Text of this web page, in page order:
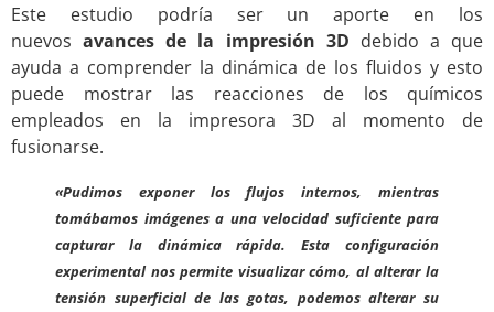
Este estudio podría ser un aporte en los
nuevosavances de la impresión 3D debido a que
ayuda a comprender la dinámica de los fluidos y esto
puede mostrar las reacciones de los químicos
empleados en la impresora 3D al momento de
fusionarse.
«Pudimos exponer los flujos internos, mientras
tomábamos imágenes a una velocidad suficiente para
capturar la dinámica rápida. Esta configuración
experimental nos permite visualizar cómo, al alterar la
tensión superficial de las gotas, podemos alterar su